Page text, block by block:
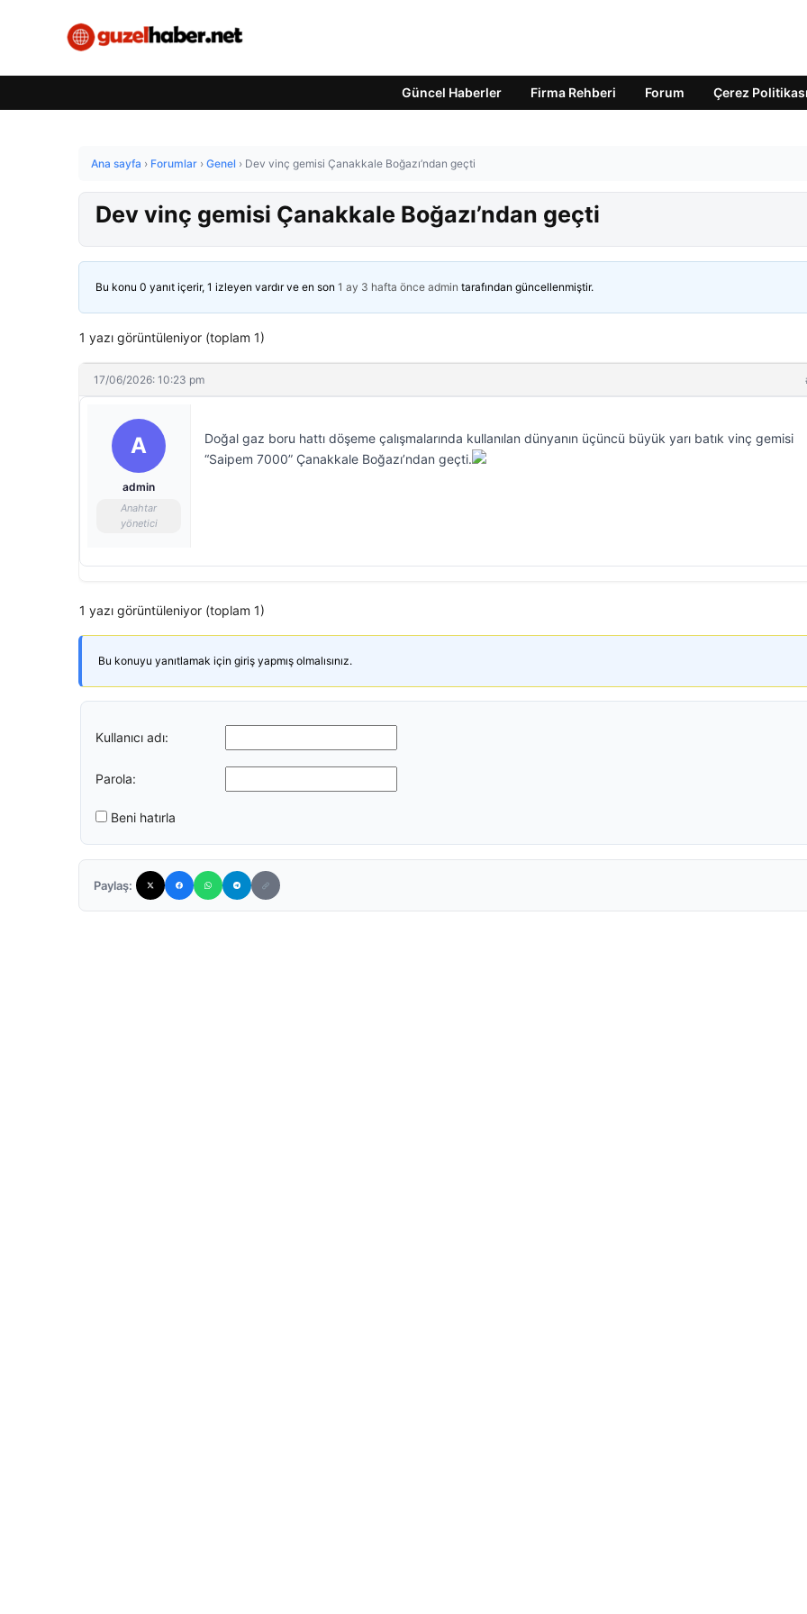
Güncel Haberler Firma Rehberi Forum Çerez Politikası
Ana sayfa › Forumlar › Genel › Dev vinç gemisi Çanakkale Boğazı’ndan geçti
Dev vinç gemisi Çanakkale Boğazı’ndan geçti
Bu konu 0 yanıt içerir, 1 izleyen vardır ve en son 1 ay 3 hafta önce admin tarafından güncellenmiştir.
1 yazı görüntüleniyor (toplam 1)
17/06/2026: 10:23 pm
A
admin
Anahtar
yönetici
Doğal gaz boru hattı döşeme çalışmalarında kullanılan dünyanın üçüncü büyük yarı batık vinç gemisi
“Saipem 7000” Çanakkale Boğazı’ndan geçti.
1 yazı görüntüleniyor (toplam 1)
Bu konuyu yanıtlamak için giriş yapmış olmalısınız.
Kullanıcı adı:
Parola:
Beni hatırla
Paylaş: